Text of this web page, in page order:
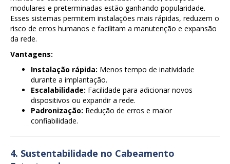
modulares e preterminadas estão ganhando popularidade.
Esses sistemas permitem instalações mais rápidas, reduzem o
risco de erros humanos e facilitam a manutenção e expansão
da rede.
Vantagens:
Instalação rápida: Menos tempo de inatividade
durante a implantação.
Escalabilidade: Facilidade para adicionar novos
dispositivos ou expandir a rede.
Padronização: Redução de erros e maior
confiabilidade.
4. Sustentabilidade no Cabeamento